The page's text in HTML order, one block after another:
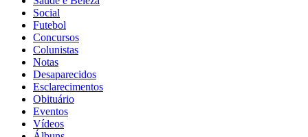
Social
Futebol
Concursos
Colunistas
Notas
Desaparecidos
Esclarecimentos
Obituário
Eventos
Vídeos